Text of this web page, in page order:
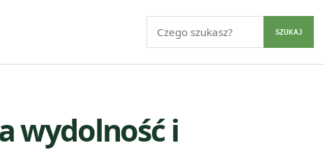
SZUKAJ
wydolność i